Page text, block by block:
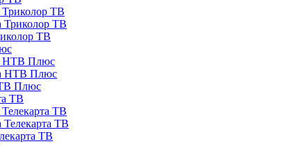
Триколор ТВ
Триколор ТВ
ТВ
НТВ Плюс
НТВ Плюс
Плюс
ТВ
ТВ
Телекарта ТВ
ТВ